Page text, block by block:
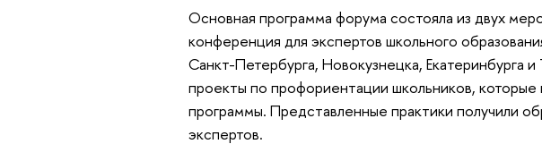
Основная программа форума состояла из двух
конференция для экспертов школьного
Санкт-Петербурга, Новокузнецка, Екатеринбурга
проекты по профориентации школьников, которые
программы. Представленные практики получили
экспертов.